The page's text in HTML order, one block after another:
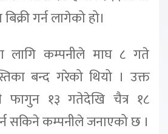
गर्न लागेको हो।
लागि कम्पनीले माघ ८ गते
बन्द गरेको थियो । उक्त
फागुन १३ गतेदेखि चैत्र १८
सकिने कम्पनीले जनाएको छ ।